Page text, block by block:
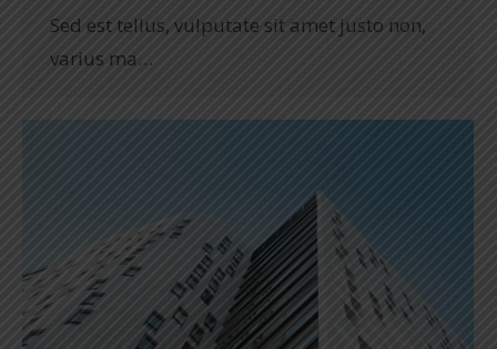
Sed est tellus, vulputate sit amet justo non,
varius ma…